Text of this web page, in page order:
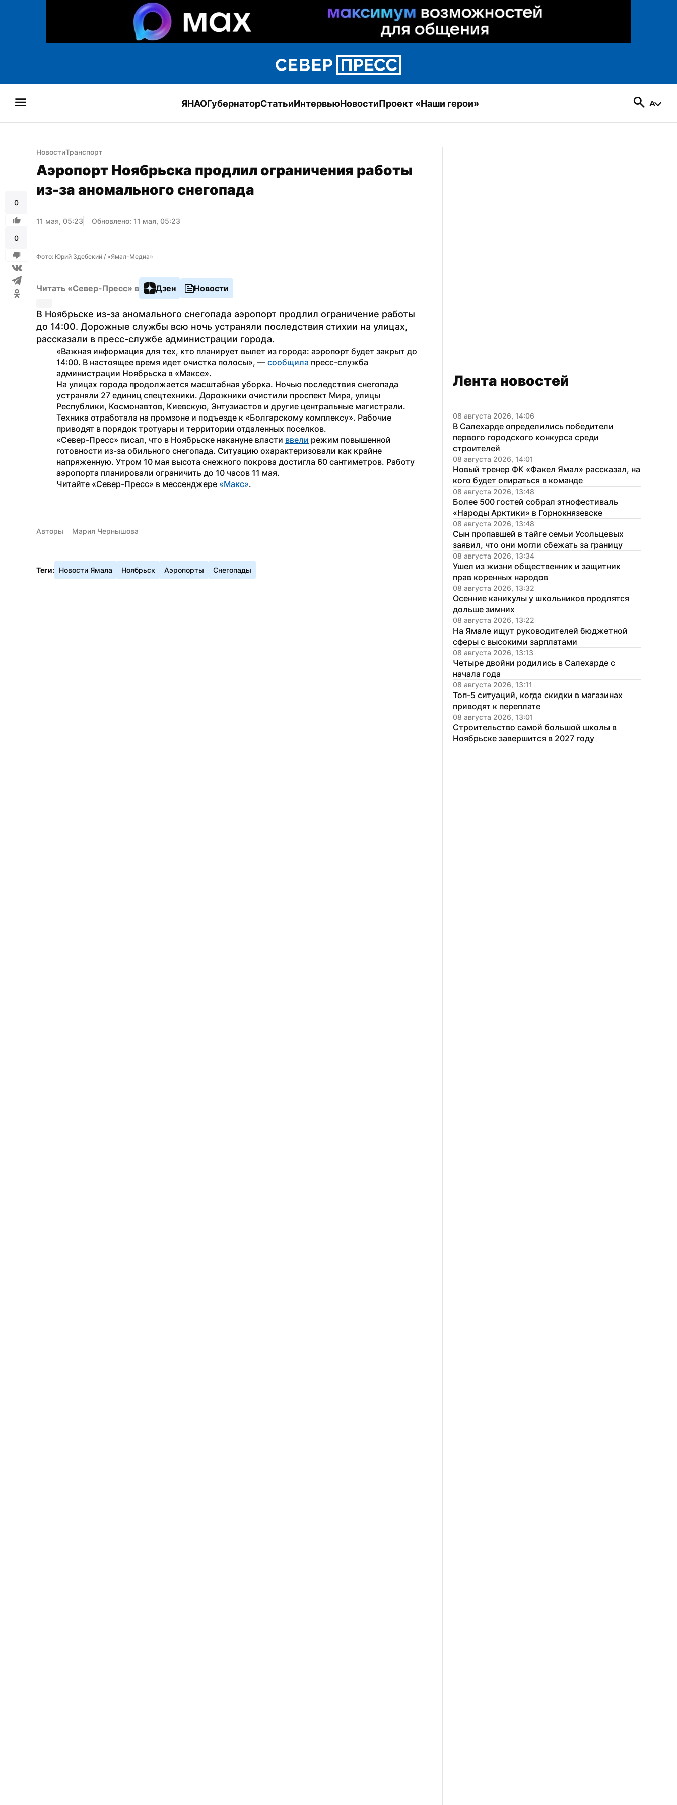
ЯНАОГубернаторСтатьиИнтервьюНовостиПроект «Наши герои»
0
0
НовостиТранспорт
Аэропорт Ноябрьска продлил ограничения работы
из-за аномального снегопада
11 мая, 05:23 Обновлено: 11 мая, 05:23
Фото: Юрий Здебский / «Ямал-Медиа»
Читать «Север-Пресс» в Дзен Новости
В Ноябрьске из-за аномального снегопада аэропорт продлил ограничение работы
до 14:00. Дорожные службы всю ночь устраняли последствия стихии на улицах,
рассказали в пресс-службе администрации города.
«Важная информация для тех, кто планирует вылет из города: аэропорт будет закрыт до
14:00. В настоящее время идет очистка полосы», — сообщила пресс-служба
администрации Ноябрьска в «Максе».
На улицах города продолжается масштабная уборка. Ночью последствия снегопада
устраняли 27 единиц спецтехники. Дорожники очистили проспект Мира, улицы
Республики, Космонавтов, Киевскую, Энтузиастов и другие центральные магистрали.
Техника отработала на промзоне и подъезде к «Болгарскому комплексу». Рабочие
приводят в порядок тротуары и территории отдаленных поселков.
«Север-Пресс» писал, что в Ноябрьске накануне власти ввели режим повышенной
готовности из-за обильного снегопада. Ситуацию охарактеризовали как крайне
напряженную. Утром 10 мая высота снежного покрова достигла 60 сантиметров. Работу
аэропорта планировали ограничить до 10 часов 11 мая.
Читайте «Север-Пресс» в мессенджере «Макс».
Авторы Мария Чернышова
Теги: Новости Ямала Ноябрьск Аэропорты Снегопады
Лента новостей
08 августа 2026, 14:06
В Салехарде определились победители
первого городского конкурса среди
строителей
08 августа 2026, 14:01
Новый тренер ФК «Факел Ямал» рассказал, на
кого будет опираться в команде
08 августа 2026, 13:48
Более 500 гостей собрал этнофестиваль
«Народы Арктики» в Горнокнязевске
08 августа 2026, 13:48
Сын пропавшей в тайге семьи Усольцевых
заявил, что они могли сбежать за границу
08 августа 2026, 13:34
Ушел из жизни общественник и защитник
прав коренных народов
08 августа 2026, 13:32
Осенние каникулы у школьников продлятся
дольше зимних
08 августа 2026, 13:22
На Ямале ищут руководителей бюджетной
сферы с высокими зарплатами
08 августа 2026, 13:13
Четыре двойни родились в Салехарде с
начала года
08 августа 2026, 13:11
Топ-5 ситуаций, когда скидки в магазинах
приводят к переплате
08 августа 2026, 13:01
Строительство самой большой школы в
Ноябрьске завершится в 2027 году